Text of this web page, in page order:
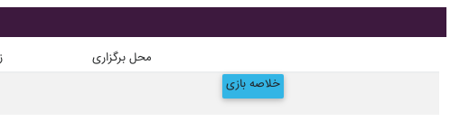
محل برگزاری
خلاصه بازی